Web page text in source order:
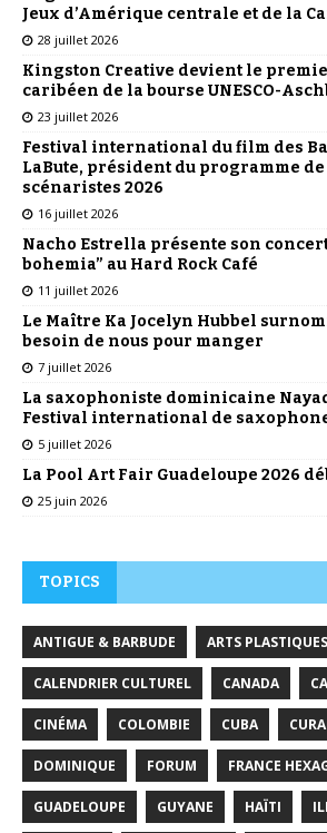
Jeux d’Amérique centrale et de la
28 juillet 2026
Kingston Creative devient le
caribéen de la bourse UNESCO-
23 juillet 2026
Festival international du film des
LaBute, président du programme
scénaristes 2026
16 juillet 2026
Nacho Estrella présente son
bohemia” au Hard Rock Café
11 juillet 2026
Le Maître Ka Jocelyn Hubbel
besoin de nous pour manger
7 juillet 2026
La saxophoniste dominicaine
Festival international de
5 juillet 2026
La Pool Art Fair Guadeloupe 2026
25 juin 2026
TOPICS
ANTIGUE & BARBUDE ARTS PLASTIQUES
CALENDRIER CULTUREL CANADA
CINÉMA COLOMBIE CUBA
DOMINIQUE FORUM FRANCE
GUADELOUPE GUYANE HAÏTI